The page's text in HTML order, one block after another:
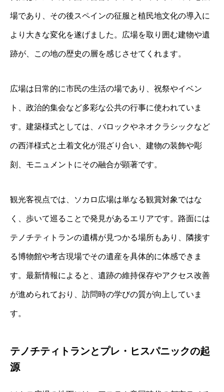
場であり、その後スペインの征服と植民地文化の導入に
より大きな変化を遂げました。広場を取り囲む建物や遺
跡が、この地の歴史の層を感じさせてくれます。
広場は日常的に市民の生活の場であり、祝祭やイベン
ト、政治的集会など多彩な公共の行事に使われていま
す。建築様式としては、バロックやネオクラシックなど
の西洋様式と土着文化が混ざり合い、建物の装飾や彫
刻、モニュメントにその融合が顕著です。
観光客視点では、ソカロ広場は単なる観賞対象ではな
く、歩いて巡ることで発見があるエリアです。路面には
テノチティトランの遺構が見つかる場所もあり、隣接す
る博物館や考古現場でその遺産を具体的に体感できま
す。最新情報によると、遺跡の維持保存やアクセス改善
が進められており、訪問時の学びの質が向上していま
す。
テノチティトランとプレ・ヒスパニックの起
源